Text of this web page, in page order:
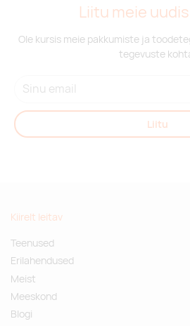
Liitu meie
Ole kursis meie pakkumiste ja
tegevuste
Liitu
Kiirelt leitav
Teenused
Erilahendused
Meist
Meeskond
Blogi